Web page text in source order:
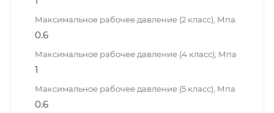
Максимальное рабочее давление (2 класс), Мпа
0.6
Максимальное рабочее давление (4 класс), Мпа
1
Максимальное рабочее давление (5 класс), Мпа
0.6